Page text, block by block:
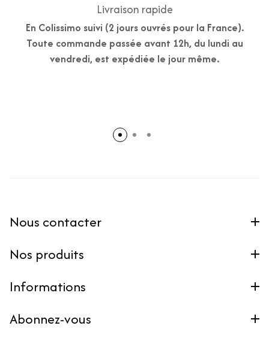
Livraison rapide
En Colissimo suivi (2 jours ouvrés pour la France).
Toute commande passée avant 12h, du lundi au
vendredi, est expédiée le jour même.
Nous contacter
Nos produits
Informations
Abonnez-vous